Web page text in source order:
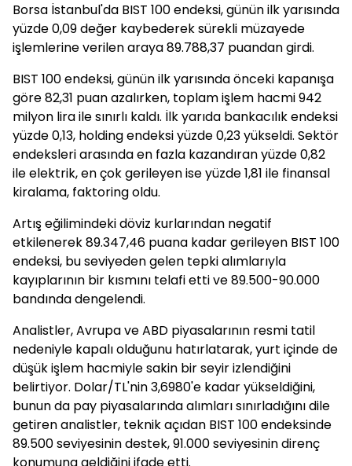
Borsa İstanbul'da BIST 100 endeksi, günün ilk yarısında
yüzde 0,09 değer kaybederek sürekli müzayede
işlemlerine verilen araya 89.788,37 puandan girdi.
BIST 100 endeksi, günün ilk yarısında önceki kapanışa
göre 82,31 puan azalırken, toplam işlem hacmi 942
milyon lira ile sınırlı kaldı. İlk yarıda bankacılık endeksi
yüzde 0,13, holding endeksi yüzde 0,23 yükseldi. Sektör
endeksleri arasında en fazla kazandıran yüzde 0,82
ile elektrik, en çok gerileyen ise yüzde 1,81 ile finansal
kiralama, faktoring oldu.
Artış eğilimindeki döviz kurlarından negatif
etkilenerek 89.347,46 puana kadar gerileyen BIST 100
endeksi, bu seviyeden gelen tepki alımlarıyla
kayıplarının bir kısmını telafi etti ve 89.500-90.000
bandında dengelendi.
Analistler, Avrupa ve ABD piyasalarının resmi tatil
nedeniyle kapalı olduğunu hatırlatarak, yurt içinde de
düşük işlem hacmiyle sakin bir seyir izlendiğini
belirtiyor. Dolar/TL'nin 3,6980'e kadar yükseldiğini,
bunun da pay piyasalarında alımları sınırladığını dile
getiren analistler, teknik açıdan BIST 100 endeksinde
89.500 seviyesinin destek, 91.000 seviyesinin direnç